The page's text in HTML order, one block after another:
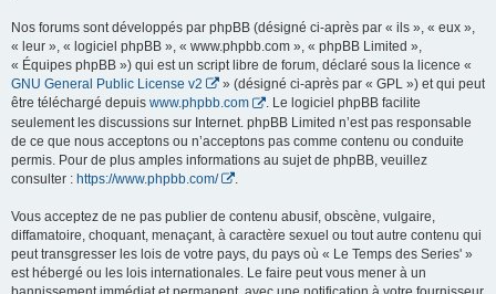
Nos forums sont développés par phpBB (désigné ci-après par « ils », « eux »,
« leur », « logiciel phpBB », « www.phpbb.com », « phpBB Limited »,
« Équipes phpBB ») qui est un script libre de forum, déclaré sous la licence «
GNU General Public License v2
» (désigné ci-après par « GPL ») et qui peut
être téléchargé depuis www.phpbb.com
. Le logiciel phpBB facilite
seulement les discussions sur Internet. phpBB Limited n’est pas responsable
de ce que nous acceptons ou n’acceptons pas comme contenu ou conduite
permis. Pour de plus amples informations au sujet de phpBB, veuillez
consulter : https://www.phpbb.com/
Vous acceptez de ne pas publier de contenu abusif, obscène, vulgaire,
diffamatoire, choquant, menaçant, à caractère sexuel ou tout autre contenu qui
peut transgresser les lois de votre pays, du pays où « Le Temps des Series' »
est hébergé ou les lois internationales. Le faire peut vous mener à un